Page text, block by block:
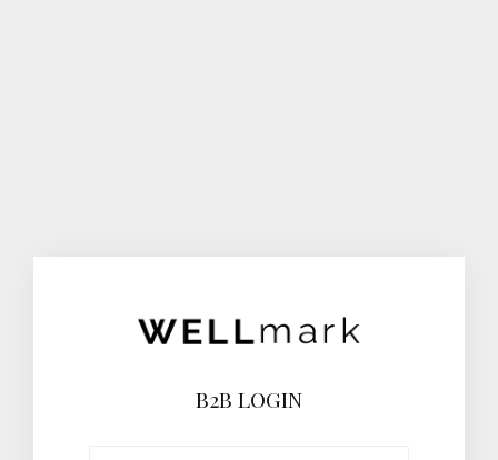
B2B LOGIN